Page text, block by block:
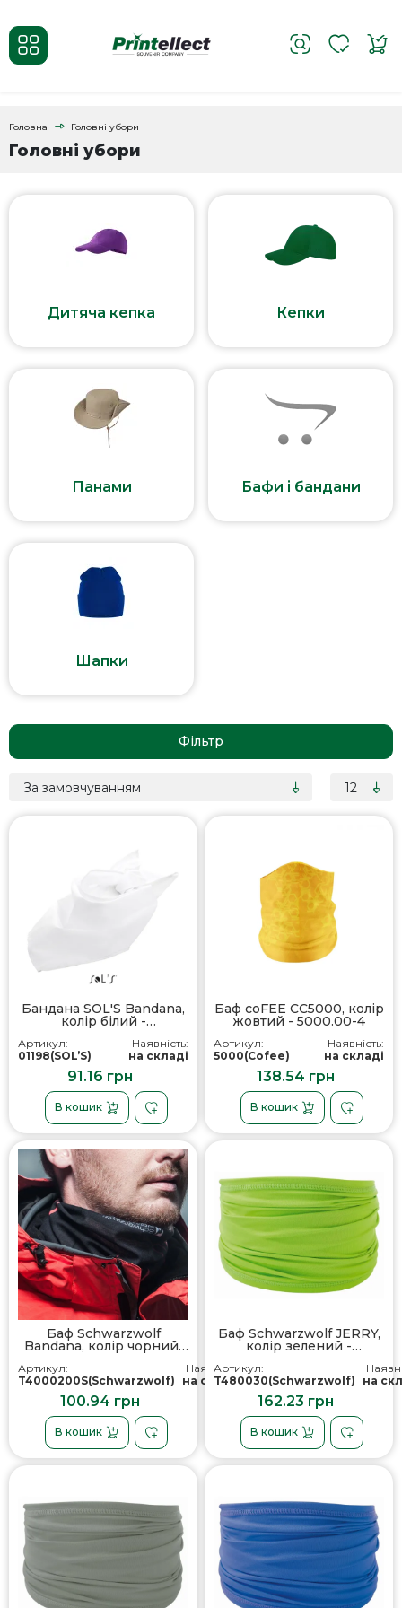
Головна Головні убори
Головні убори
Дитяча кепка Кепки
Панами Бафи і бандани
Шапки
Фільтр
За замовчуванням 12
Бандана SOL'S Bandana,
колір білий -
01198102TUN
Артикул:
01198(SOL’S)
Наявність:
на складі
91.16 грн
В кошик
Баф coFEE CС5000, колір
жовтий - 5000.00-4
Артикул:
5000(Cofee)
Наявність:
на складі
138.54 грн
В кошик
Баф Schwarzwolf
Bandana, колір чорний/
червоний -
T4000200SA3
Артикул:
T4000200S(Schwarzwolf)
Наявність:
на складі
100.94 грн
В кошик
Баф Schwarzwolf JERRY,
колір зелений -
T4800302SA3
Артикул:
T480030(Schwarzwolf)
на
162.23 грн
В кошик